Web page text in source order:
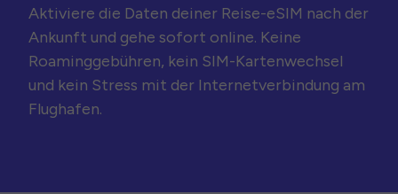
Aktiviere die Daten deiner Reise-eSIM nach der
Ankunft und gehe sofort online. Keine
Roaminggebühren, kein SIM-Kartenwechsel
und kein Stress mit der Internetverbindung am
Flughafen.